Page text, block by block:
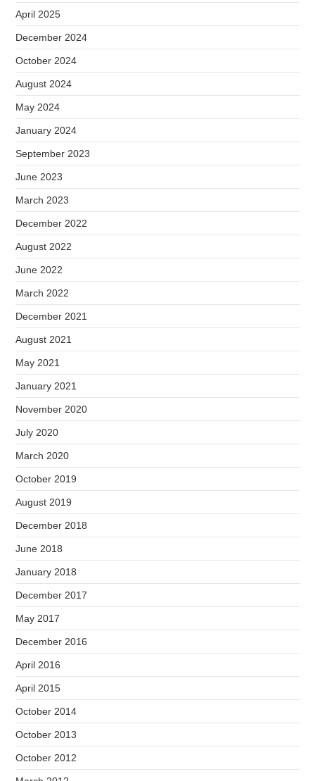
April 2025
December 2024
October 2024
August 2024
May 2024
January 2024
September 2023
June 2023
March 2023
December 2022
August 2022
June 2022
March 2022
December 2021
August 2021
May 2021
January 2021
November 2020
July 2020
March 2020
October 2019
August 2019
December 2018
June 2018
January 2018
December 2017
May 2017
December 2016
April 2016
April 2015
October 2014
October 2013
October 2012